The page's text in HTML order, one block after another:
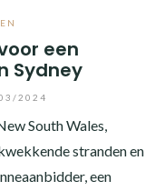
een
Sydney
2024
South Wales,
stranden en
een